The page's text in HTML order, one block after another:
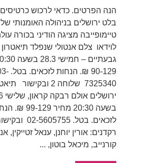
הנה הפרטים. כדאי לרכוש
בלט ירושלים בניהולה האומנותי של
טיימופייבה מציגה הודיני בכורה
לוידאו צלם אנטולי שנפלד תיאטרון
90-129 ₪. הנחות
7325340 שלוחה 2 ובקישור
בשעה 20:30 מחיר 99-
לזכאים. בטל. 02-5605755
רקדנים: אורין יוחנן, ענאל זטייקין,
קורנייב, מיכאל בוטון, ...